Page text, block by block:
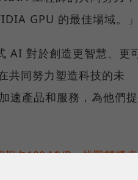
GPU 的最佳場域。
AI 對於創造更智慧、更
共同努力塑造科技的未
速產品和服務，為他們提
名100 MVP，挑戰雙獎肯